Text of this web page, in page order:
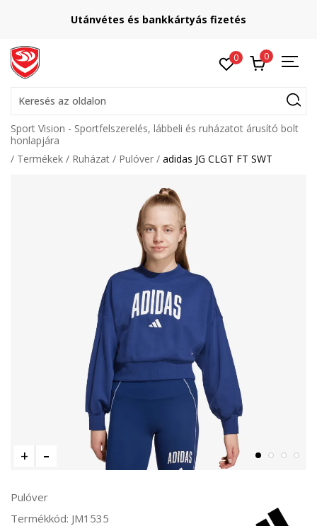
Utánvétes és bankkártyás fizetés
0 0
Keresés az oldalon
Sport Vision - Sportfelszerelés, lábbeli és ruházatot árusító bolt
honlapjára
Termékek
Ruházat Pulóver adidas JG CLGT FT SWT
Pulóver
Termékkód: JM1535